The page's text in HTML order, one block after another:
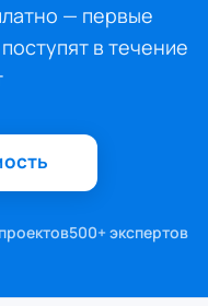
— первые
в течение
500+ экспертов